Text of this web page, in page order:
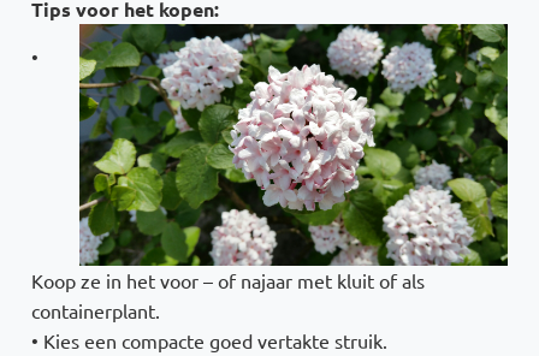
Tips voor het kopen:
•
Koop ze in het voor – of najaar met kluit of als
containerplant.
• Kies een compacte goed vertakte struik.